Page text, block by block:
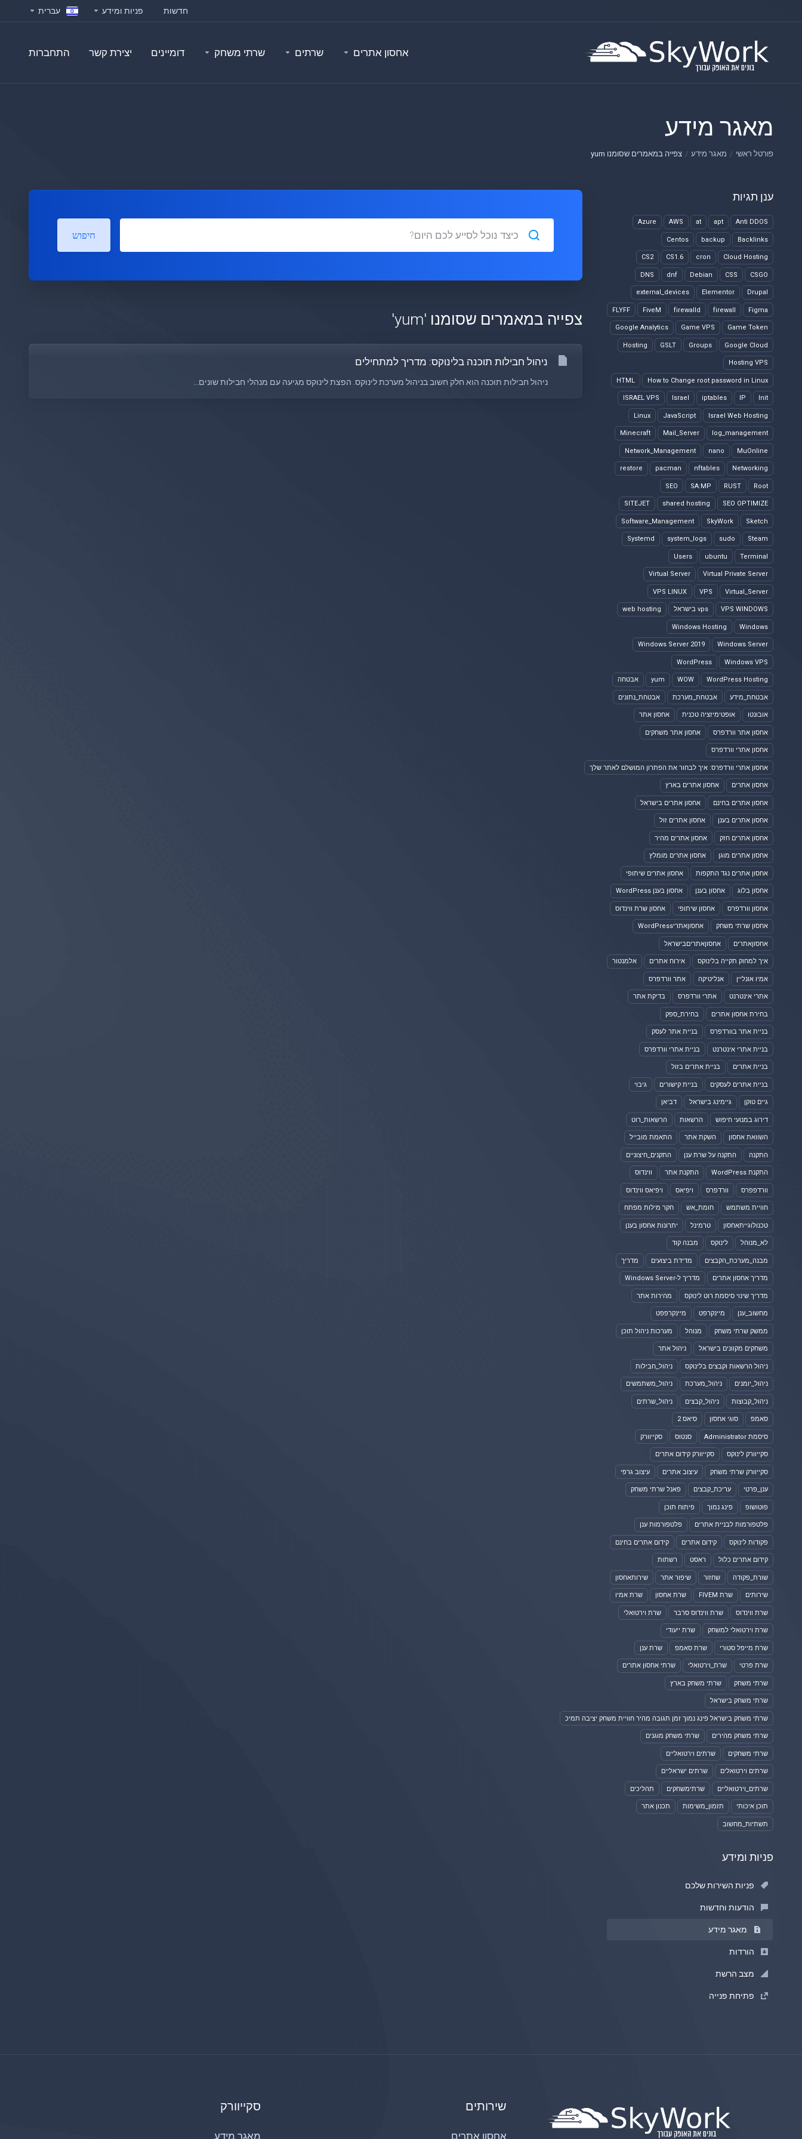
חדשות פניות ומידע עברית
אחסון אתרים שרתים שרתי משחק דומיינים יצירת קשר התחברות
מאגר מידע
פורטל ראשי מאגר מידע צפייה במאמרים שסומנו yum
ענן תגיות
Anti DDOS
apt
at
AWS
Azure
Backlinks
backup
Centos
Cloud Hosting
cron
CS1.6
CS2
CSGO
CSS
Debian
dnf
DNS
Drupal
Elementor
external_devices
Figma
firewall
firewalld
FiveM
FLYFF
Game Token
Game VPS
Google Analytics
Google Cloud
Groups
GSLT
Hosting
Hosting VPS
How to Change root password in Linux
HTML
Init
IP
iptables
Israel
ISRAEL VPS
Israel Web Hosting
JavaScript
Linux
log_management
Mail_Server
Minecraft
MuOnline
nano
Network_Management
Networking
nftables
pacman
restore
Root
RUST
SA:MP
SEO
SEO OPTIMIZE
shared hosting
SITEJET
Sketch
SkyWork
Software_Management
Steam
sudo
system_logs
Systemd
Terminal
ubuntu
Users
Virtual Private Server
Virtual Server
Virtual_Server
VPS
VPS LINUX
VPS WINDOWS vps בישראל web hosting
Windows
Windows Hosting
Windows Server
Windows Server 2019
Windows VPS
WordPress
WordPress Hosting
WOW
yum אבטחה
אבטחת_מידע אבטחת_מערכת אבטחת_נתונים
אובונטו אופטימיזציה טכנית אחסון אתר
אחסון אתר וורדפרס אחסון אתר משחקים
אחסון אתרי וורדפרס
אחסון אתרי וורדפרס: איך לבחור את הפתרון המושלם לאתר שלך
אחסון אתרים אחסון אתרים בארץ
אחסון אתרים בחינם אחסון אתרים בישראל
אחסון אתרים בענן אחסון אתרים זול
אחסון אתרים חזק אחסון אתרים מהיר
אחסון אתרים מוגן אחסון אתרים מומלץ
אחסון אתרים נגד התקפות אחסון אתרים שיתופי
אחסון בלוג אחסון בענן אחסון בענן WordPress
אחסון וורדפרס אחסון שיתופי אחסון שרת ווינדוס
אחסון שרתי משחק אחסוןאתריWordPress
אחסוןאתרים אחסוןאתריםבישראל
איך למחוק תקייה בלינוקס אירוח אתרים אלמנטור
אמיו אונליין אנליטיקה אתר וורדפרס
אתרי אינטרנט אתרי וורדפרס בדיקת אתר
בחירת אחסון אתרים בחירת_ספק
בניית אתר בוורדפרס בניית אתר לעסק
בניית אתרי אינטרנט בניית אתרי וורדפרס
בניית אתרים בניית אתרים בזול
בניית אתרים לעסקים בניית קישורים גיבוי
גיים טוקן גיימינג בישראל דביאן
דירוג במנועי חיפוש הרשאות הרשאות_רוט
השוואת אחסון השקת אתר התאמת מובייל
התקנה התקנה על שרת ענן התקנים_חיצוניים
התקנת WordPress התקנת אתר ווינדוס
וורדפפרס וורדפרס ויפיאס ויפיאס ווינדוס
חוויית משתמש חומת_אש חקר מילות מפתח
טכנולוגייתאחסון טרמינל יתרונות אחסון בענן
לא_מנוהל לינוקס מבנה קוד
מבנה_מערכת_הקבצים מדידת ביצועים מדריך
מדריך אחסון אתרים מדריך ל-Windows Server
מדריך שינוי סיסמת רוט לינוקס מהירות אתר
מחשוב_ענן מיינקרפט מיינקרפפט
ממשק שרתי משחק מנוהל מערכות ניהול תוכן
משחקים מקוונים בישראל ניהול אתר
ניהול הרשאות וקבצים בלינוקס ניהול_חבילות
ניהול_יומנים ניהול_מערכת ניהול_משתמשים
ניהול_קבוצות ניהול_קבצים ניהול_שרתים
סאמפ סוגי אחסון סיאס 2
סיסמת Administrator סנטוס סקייוורק
סקייוורק לינוקס סקייוורק קידום אתרים
סקייוורק שרתי משחק עיצוב אתרים עיצוב גרפי
ענן_פרטי עריכת_קבצים פאנל שרתי משחק
פוטושופ פינג נמוך פיתוח תוכן
פלטפורמות לבניית אתרים פלטפורמות ענן
פקודות לינוקס קידום אתרים קידום אתרים בחינם
קידום אתרים כלול ראסט רשתות
שורת_פקודה שחזור שיפור אתר שירותאחסון
שירותים שרת FIVEM שרת אחסון שרת אמיו
שרת ווינדוס שרת ווינדוס סרבר שרת וירטואלי
שרת וירטואלי למשחק שרת ייעודי
שרת מייפל סטורי שרת סאמפ שרת ענן
שרת פרטי שרת_וירטואלי שרתי אחסון אתרים
שרתי משחק שרתי משחק בארץ
שרתי משחק בישראל
שרתי משחק בישראל פינג נמוך זמן תגובה מהיר חוויית משחק יציבה תמיכ
שרתי משחק מהירים שרתי משחק מוגנים
שרתי משחקים שרתים וירטואליים
שרתים וירטואלים שרתים ישראליים
שרתים_וירטואליים שרתימשחקים תהליכים
תוכן איכותי תזמון_משימות תכנון אתר
תשתיות_מחשוב
פניות ומידע
פניות השירות שלכם
הודעות וחדשות
מאגר מידע
הורדות
מצב הרשת
פתיחת פנייה
חיפוש
צפייה במאמרים שסומנו 'yum'
ניהול חבילות תוכנה בלינוקס: מדריך למתחילים
ניהול חבילות תוכנה הוא חלק חשוב בניהול מערכת לינוקס. הפצת לינוקס מגיעה עם מנהלי חבילות שונים...
שירותים
אחסון אתרים
סקייוורק
מאגר מידע